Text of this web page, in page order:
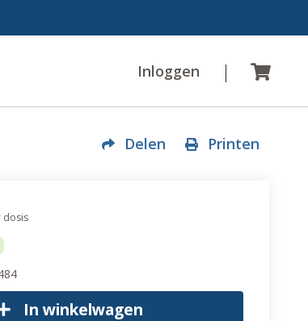
Inloggen
Delen Printen
dosis
In winkelwagen